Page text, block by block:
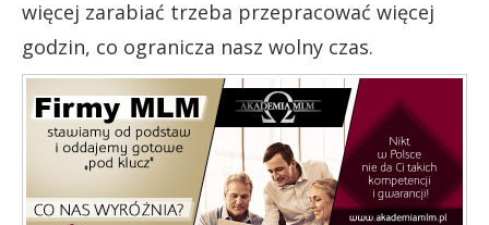
więcej zarabiać trzeba przepracować więcej
godzin, co ogranicza nasz wolny czas.